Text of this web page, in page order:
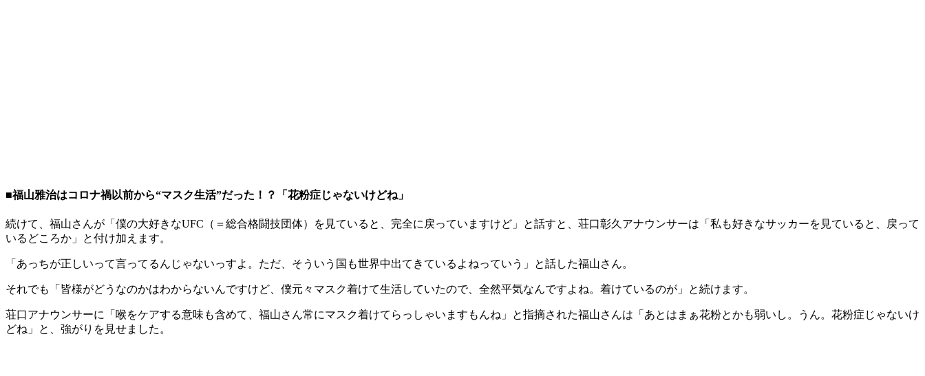
■福山雅治はコロナ禍以前から“マスク生活”だった！？「花粉症じゃないけどね」
続けて、福山さんが「僕の大好きなUFC（＝総合格闘技団体）を見ていると、完全に戻っていますけど」と話すと、荘口彰久アナウンサーは「私も好きなサッカーを見ていると、戻って
いるどころか」と付け加えます。
「あっちが正しいって言ってるんじゃないっすよ。ただ、そういう国も世界中出てきているよねっていう」と話した福山さん。
それでも「皆様がどうなのかはわからないんですけど、僕元々マスク着けて生活していたので、全然平気なんですよね。着けているのが」と続けます。
荘口アナウンサーに「喉をケアする意味も含めて、福山さん常にマスク着けてらっしゃいますもんね」と指摘された福山さんは「あとはまぁ花粉とかも弱いし。うん。花粉症じゃないけ
どね」と、強がりを見せました。